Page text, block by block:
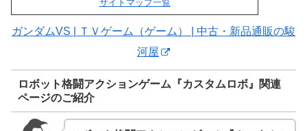
サイトマップ一覧
ガンダムVS | ＴＶゲーム（ゲーム） | 中古・新品通販の駿
河屋
ロボット格闘アクションゲーム『カスタムロボ』関連
ページのご紹介